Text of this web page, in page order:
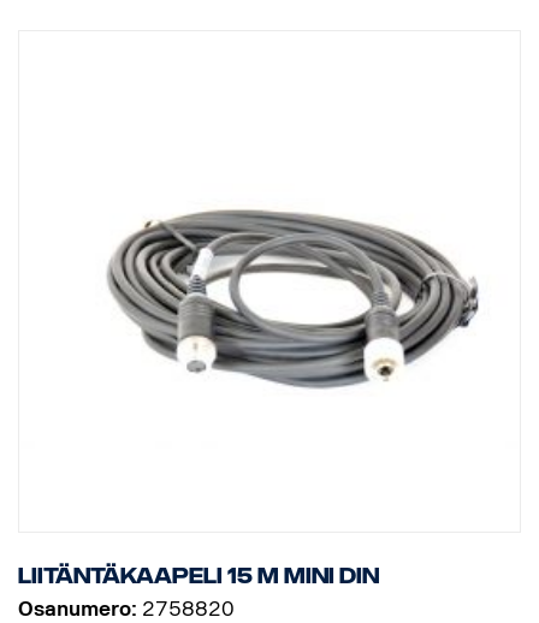
Liitäntäkaapeli 15 m MINI DIN
Osanumero: 2758820